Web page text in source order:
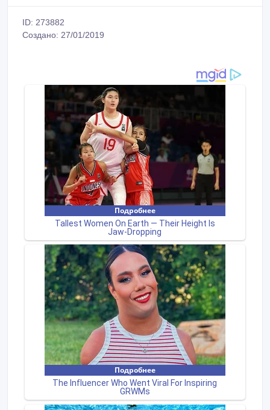
ID: 273882
Создано: 27/01/2019